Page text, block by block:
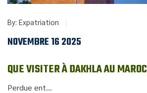
By: Expatriation
NOVEMBRE 16 2025
QUE VISITER À DAKHLA AU MAROC
Perdue ent...